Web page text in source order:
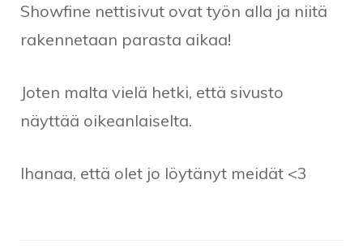
Showfine nettisivut ovat työn alla ja niitä
rakennetaan parasta aikaa!
Joten malta vielä hetki, että sivusto
näyttää oikeanlaiselta.
Ihanaa, että olet jo löytänyt meidät <3